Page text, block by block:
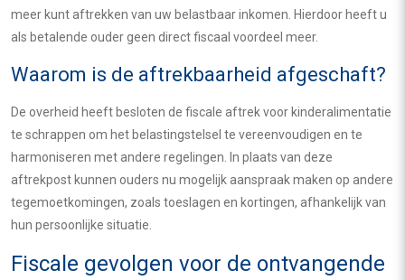
meer kunt aftrekken van uw belastbaar inkomen. Hierdoor heeft u
als betalende ouder geen direct fiscaal voordeel meer.
Waarom is de aftrekbaarheid afgeschaft?
De overheid heeft besloten de fiscale aftrek voor kinderalimentatie
te schrappen om het belastingstelsel te vereenvoudigen en te
harmoniseren met andere regelingen. In plaats van deze
aftrekpost kunnen ouders nu mogelijk aanspraak maken op andere
tegemoetkomingen, zoals toeslagen en kortingen, afhankelijk van
hun persoonlijke situatie.
Fiscale gevolgen voor de ontvangende